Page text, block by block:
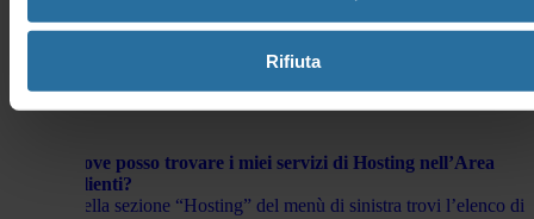
Rifiuta
5 Utenti hanno trovato questa risposta utile
Domande frequenti correlate
Dove posso trovare i miei servizi di Hosting nell’Area
Clienti?
Nella sezione “Hosting” del menù di sinistra trovi l’elenco di